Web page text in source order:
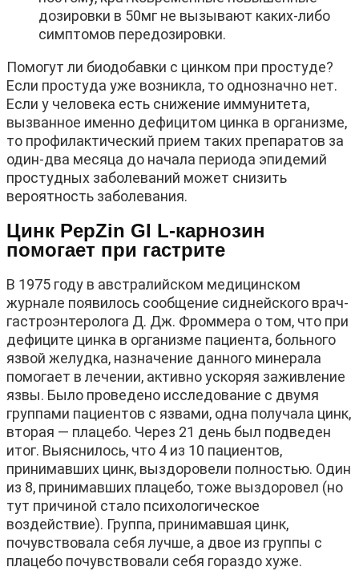
дозировки в 50мг не вызывают каких-либо
симптомов передозировки.
Помогут ли биодобавки с цинком при простуде?
Если простуда уже возникла, то однозначно нет.
Если у человека есть снижение иммунитета,
вызванное именно дефицитом цинка в организме,
то профилактический прием таких препаратов за
один-два месяца до начала периода эпидемий
простудных заболеваний может снизить
вероятность заболевания.
Цинк PepZin GI L-карнозин
помогает при гастрите
В 1975 году в австралийском медицинском
журнале появилось сообщение сиднейского врач-
гастроэнтеролога Д. Дж. Фроммера о том, что при
дефиците цинка в организме пациента, больного
язвой желудка, назначение данного минерала
помогает в лечении, активно ускоряя заживление
язвы. Было проведено исследование с двумя
группами пациентов с язвами, одна получала цинк,
вторая — плацебо. Через 21 день был подведен
итог. Выяснилось, что 4 из 10 пациентов,
принимавших цинк, выздоровели полностью. Один
из 8, принимавших плацебо, тоже выздоровел (но
тут причиной стало психологическое
воздействие). Группа, принимавшая цинк,
почувствовала себя лучше, а двое из группы с
плацебо почувствовали себя гораздо хуже.